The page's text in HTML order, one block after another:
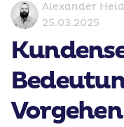
Alexander
25.03.2025
Vorgehen